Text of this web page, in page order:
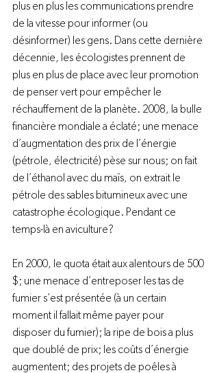
plus en plus les communications prendre
de la vitesse pour informer (ou
désinformer) les gens. Dans cette dernière
décennie, les écologistes prennent de
plus en plus de place avec leur promotion
de penser vert pour empêcher le
réchauffement de la planète. 2008, la bulle
financière mondiale a éclaté; une menace
d’augmentation des prix de l’énergie
(pétrole, électricité) pèse sur nous; on fait
de l’éthanol avec du maïs, on extrait le
pétrole des sables bitumineux avec une
catastrophe écologique. Pendant ce
temps-là en aviculture?
En 2000, le quota était aux alentours de 500
$; une menace d’entreposer les tas de
fumier s’est présentée (à un certain
moment il fallait même payer pour
disposer du fumier); la ripe de bois a plus
que doublé de prix; les coûts d’énergie
augmentent; des projets de poêles à